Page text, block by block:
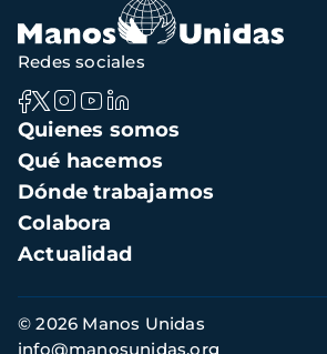
Navegación
principal
Quienes somos
Qué hacemos
Dónde trabajamos
Colabora
Actualidad
Redes sociales
Información
de
© 2026 Manos Unidas
info@manosunidas.org